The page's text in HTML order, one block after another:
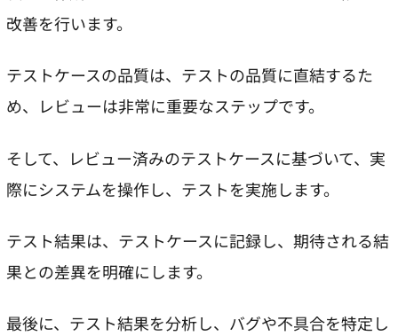
改善を行います。
テストケースの品質は、テストの品質に直結するた
め、レビューは非常に重要なステップです。
そして、レビュー済みのテストケースに基づいて、実
際にシステムを操作し、テストを実施します。
テスト結果は、テストケースに記録し、期待される結
果との差異を明確にします。
最後に、テスト結果を分析し、バグや不具合を特定し